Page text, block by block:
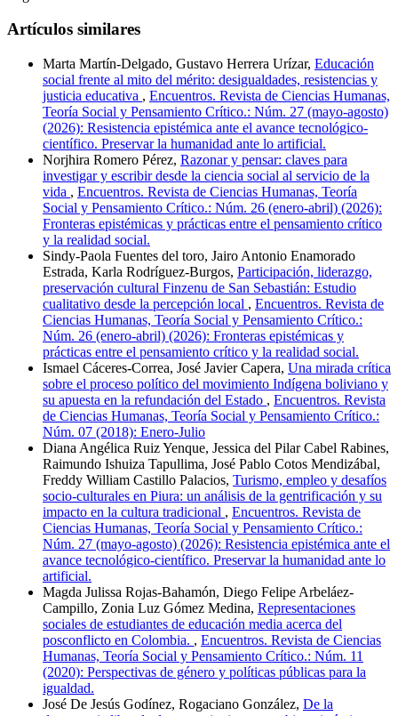
Artículos similares
Marta Martín-Delgado, Gustavo Herrera Urízar, Educación
social frente al mito del mérito: desigualdades, resistencias y
justicia educativa , Encuentros. Revista de Ciencias Humanas,
Teoría Social y Pensamiento Crítico.: Núm. 27 (mayo-agosto)
(2026): Resistencia epistémica ante el avance tecnológico-
científico. Preservar la humanidad ante lo artificial.
Norjhira Romero Pérez, Razonar y pensar: claves para
investigar y escribir desde la ciencia social al servicio de la
vida , Encuentros. Revista de Ciencias Humanas, Teoría
Social y Pensamiento Crítico.: Núm. 26 (enero-abril) (2026):
Fronteras epistémicas y prácticas entre el pensamiento crítico
y la realidad social.
Sindy-Paola Fuentes del toro, Jairo Antonio Enamorado
Estrada, Karla Rodríguez-Burgos, Participación, liderazgo,
preservación cultural Finzenu de San Sebastián: Estudio
cualitativo desde la percepción local , Encuentros. Revista de
Ciencias Humanas, Teoría Social y Pensamiento Crítico.:
Núm. 26 (enero-abril) (2026): Fronteras epistémicas y
prácticas entre el pensamiento crítico y la realidad social.
Ismael Cáceres-Correa, José Javier Capera, Una mirada crítica
sobre el proceso político del movimiento Indígena boliviano y
su apuesta en la refundación del Estado , Encuentros. Revista
de Ciencias Humanas, Teoría Social y Pensamiento Crítico.:
Núm. 07 (2018): Enero-Julio
Diana Angélica Ruiz Yenque, Jessica del Pilar Cabel Rabines,
Raimundo Ishuiza Tapullima, José Pablo Cotos Mendizábal,
Freddy William Castillo Palacios, Turismo, empleo y desafíos
socio-culturales en Piura: un análisis de la gentrificación y su
impacto en la cultura tradicional , Encuentros. Revista de
Ciencias Humanas, Teoría Social y Pensamiento Crítico.:
Núm. 27 (mayo-agosto) (2026): Resistencia epistémica ante el
avance tecnológico-científico. Preservar la humanidad ante lo
artificial.
Magda Julissa Rojas-Bahamón, Diego Felipe Arbeláez-
Campillo, Zonia Luz Gómez Medina, Representaciones
sociales de estudiantes de educación media acerca del
posconflicto en Colombia. , Encuentros. Revista de Ciencias
Humanas, Teoría Social y Pensamiento Crítico.: Núm. 11
(2020): Perspectivas de género y políticas públicas para la
igualdad.
José De Jesús Godínez, Rogaciano González, De la